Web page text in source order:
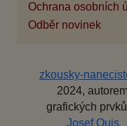
Ochrana osobních
Odběr novinek
zkousky-
2024,
grafických
Josef Quis